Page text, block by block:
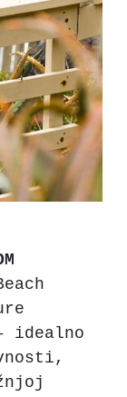
idealno